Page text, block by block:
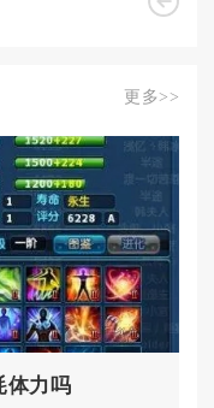
更多>>
体力吗